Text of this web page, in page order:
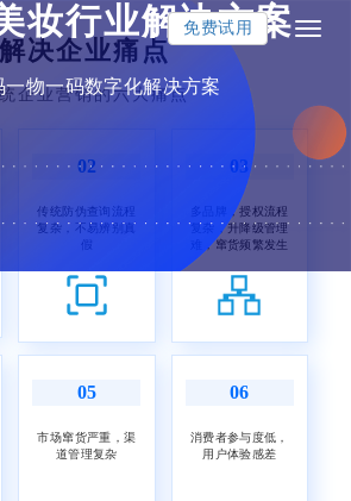
免费试用
切
导
妆行业解决方案
一物一码数字化解决方案
解决企业痛点
企业营销的六大痛点
02
传统防伪查询流程
复杂，不易辨别真
假
03
多品牌，授权流程
复杂，升降级管理
难，窜货频繁发生
05
市场窜货严重，渠
道管理复杂
06
消费者参与度低，
用户体验感差